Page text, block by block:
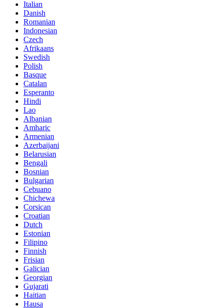
Italian
Danish
Romanian
Indonesian
Czech
Afrikaans
Swedish
Polish
Basque
Catalan
Esperanto
Hindi
Lao
Albanian
Amharic
Armenian
Azerbaijani
Belarusian
Bengali
Bosnian
Bulgarian
Cebuano
Chichewa
Corsican
Croatian
Dutch
Estonian
Filipino
Finnish
Frisian
Galician
Georgian
Gujarati
Haitian
Hausa